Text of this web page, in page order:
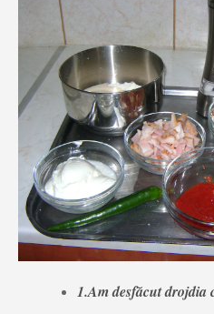
1.Am desfăcut drojdia